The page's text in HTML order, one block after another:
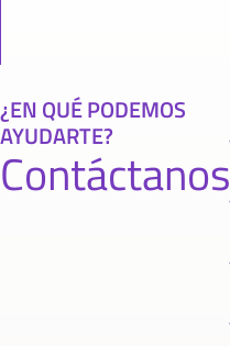
¿EN QUÉ PODEMOS
AYUDARTE?
Contáctanos